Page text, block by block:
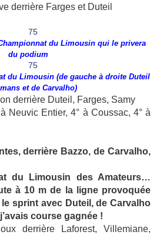
derrière Farges et Duteil
du Limousin qui le privera
du podium
du Limousin (de gauche à droite Duteil
et de Carvalho)
derrière Duteil, Farges, Samy
Neuvic Entier, 4° à Coussac, 4° à
derrière Bazzo, de Carvalho,
du Limousin des Amateurs…
à 10 m de la ligne provoquée
sprint avec Duteil, de Carvalho
course gagnée !
derrière Laforest, Villemiane,